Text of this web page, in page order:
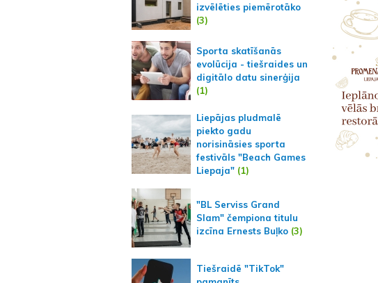
izvēlēties piemērotāko
(3)
Sporta skatīšanās
evolūcija - tiešraides un
digitālo datu sinerģija
(1)
Liepājas pludmalē
piekto gadu
norisināsies sporta
festivāls "Beach Games
Liepaja" (1)
"BL Serviss Grand
Slam" čempiona titulu
izcīna Ernests Buļko (3)
Tiešraidē "TikTok"